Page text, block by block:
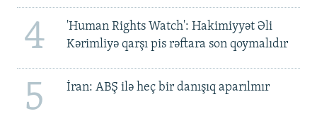
4
'Human Rights Watch': Hakimiyyət Əli
Kərimliyə qarşı pis rəftara son qoymalıdır
5 İran: ABŞ ilə heç bir danışıq aparılmır